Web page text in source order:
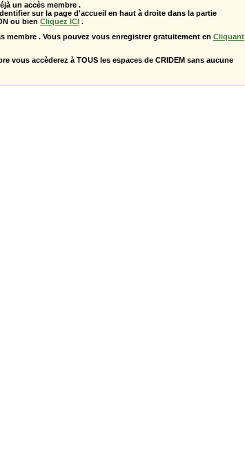
un accès membre .
sur la page d'accueil en haut à droite dans la partie
ou bien Cliquez ICI .
membre . Vous pouvez vous enregistrer gratuitement en Cliquant
vous accèderez à TOUS les espaces de CRIDEM sans aucune